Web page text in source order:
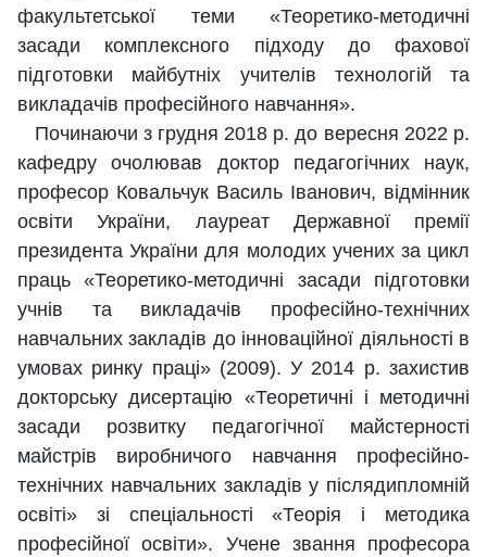
факультетської теми «Теоретико-методичні
засади комплексного підходу до фахової
підготовки майбутніх учителів технологій та
викладачів професійного навчання».
Починаючи з грудня 2018 р. до вересня 2022 р.
кафедру очолював доктор педагогічних наук,
професор Ковальчук Василь Іванович, відмінник
освіти України, лауреат Державної премії
президента України для молодих учених за цикл
праць «Теоретико-методичні засади підготовки
учнів та викладачів професійно-технічних
навчальних закладів до інноваційної діяльності в
умовах ринку праці» (2009). У 2014 р. захистив
докторську дисертацію «Теоретичні і методичні
засади розвитку педагогічної майстерності
майстрів виробничого навчання професійно-
технічних навчальних закладів у післядипломній
освіті» зі спеціальності «Теорія і методика
професійної освіти». Учене звання професора